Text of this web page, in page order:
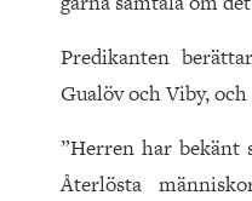
Predikanten
Gualöv och Viby,
”Herren har bekänt
Återlösta